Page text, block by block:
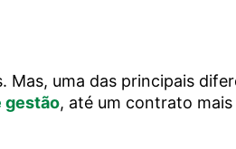
uma das principais
gestão, até um contrato